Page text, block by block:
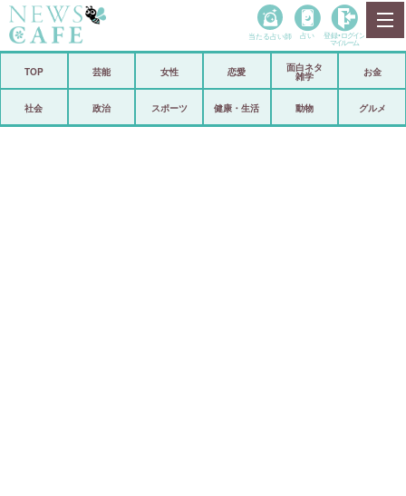
政治
当たる占い師 占い 登録• ログイン
マイルーム
TOP 芸能 女性 恋愛
面白ネタ
雑学
お金
社会 政治 スポーツ 健康・生活 動物 グルメ